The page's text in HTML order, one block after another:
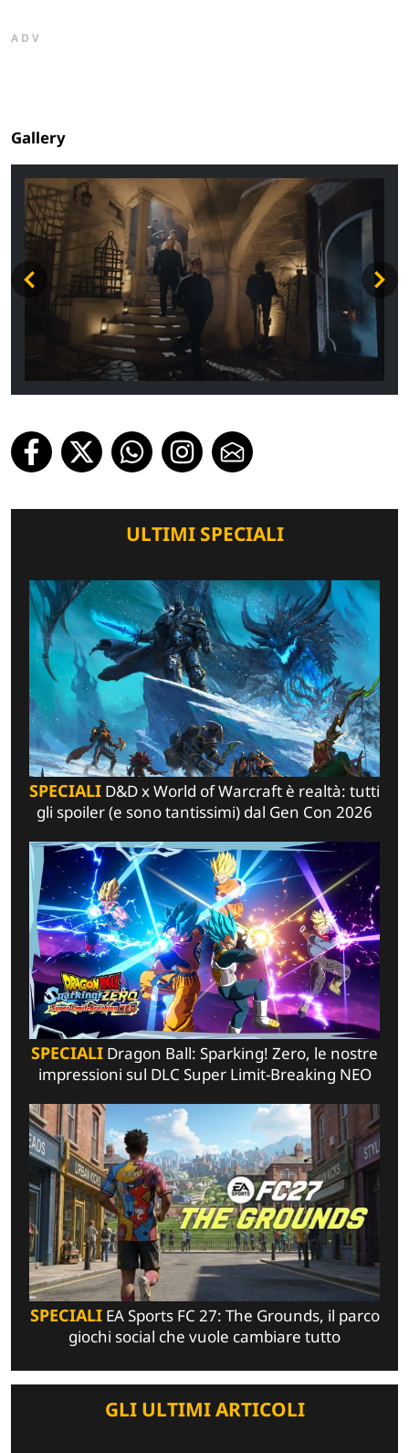
ADV
Gallery
ULTIMI SPECIALI
SPECIALI D&D x World of Warcraft è realtà: tutti
gli spoiler (e sono tantissimi) dal Gen Con 2026
SPECIALI Dragon Ball: Sparking! Zero, le nostre
impressioni sul DLC Super Limit-Breaking NEO
SPECIALIEA Sports FC 27: The Grounds, il parco
giochi social che vuole cambiare tutto
GLI ULTIMI ARTICOLI